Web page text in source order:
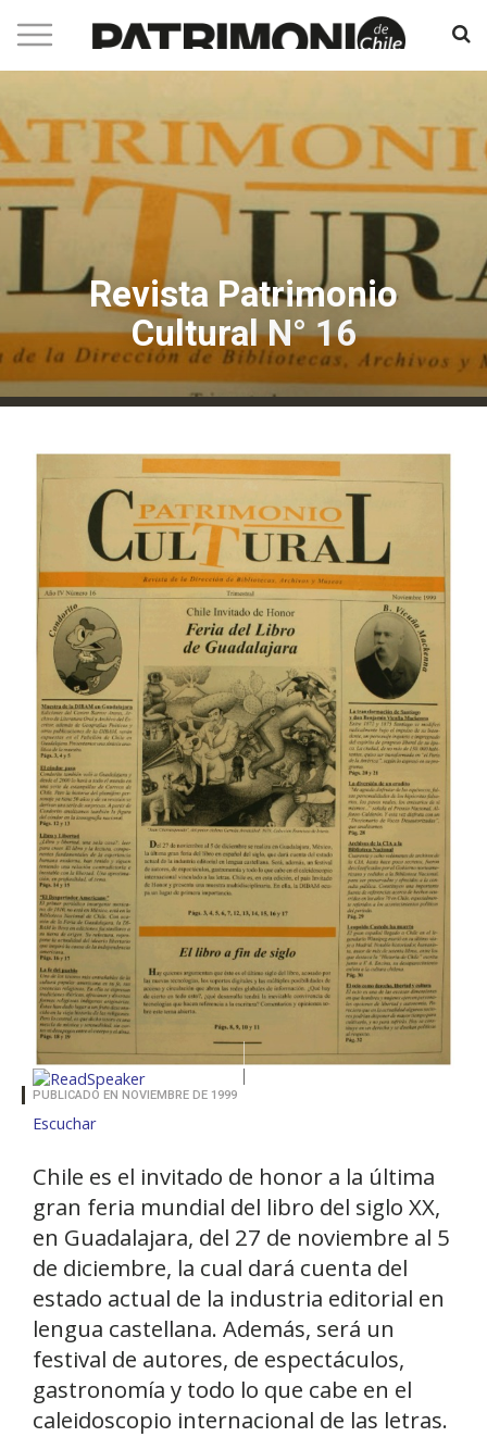
Revista Patrimonio
Cultural N° 16
PUBLICADO EN NOVIEMBRE DE 1999
Escuchar
Chile es el invitado de honor a la última
gran feria mundial del libro del siglo XX,
en Guadalajara, del 27 de noviembre al 5
de diciembre, la cual dará cuenta del
estado actual de la industria editorial en
lengua castellana. Además, será un
festival de autores, de espectáculos,
gastronomía y todo lo que cabe en el
caleidoscopio internacional de las letras.